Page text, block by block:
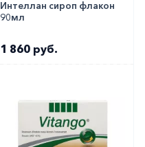
Интеллан сироп флакон
90мл
1 860 руб.